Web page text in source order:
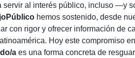
servir al interés público, incluso —y
hemos sostenido, desde
con rigor y ofrecer información de
Hoy este compromiso
a es una forma concreta de